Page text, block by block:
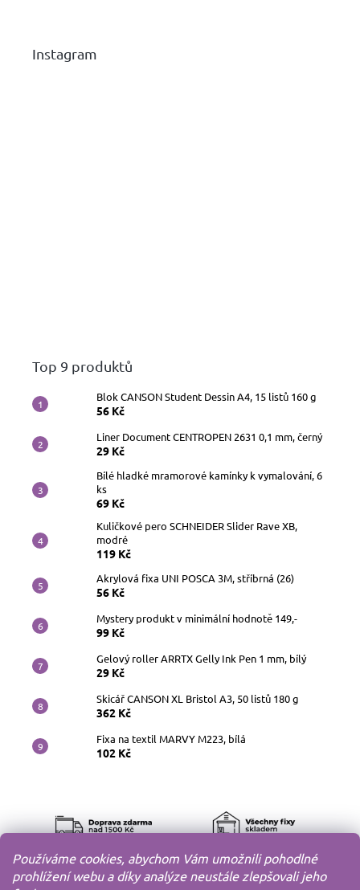
Používáme cookies, abychom Vám umožnili pohodlné
prohlížení webu a díky analýze neustále zlepšovali jeho
Instagram
Top 9 produktů
Blok CANSON Student Dessin A4, 15 listů 160 g
56 Kč
Liner Document CENTROPEN 2631 0,1 mm, černý
29 Kč
Bílé hladké mramorové kamínky k vymalování, 6
ks
69 Kč
Kuličkové pero SCHNEIDER Slider Rave XB,
modré
119 Kč
Akrylová fixa UNI POSCA 3M, stříbrná (26)
56 Kč
Mystery produkt v minimální hodnotě 149,-
99 Kč
Gelový roller ARRTX Gelly Ink Pen 1 mm, bílý
29 Kč
Skicář CANSON XL Bristol A3, 50 listů 180 g
362 Kč
Fixa na textil MARVY M223, bílá
102 Kč